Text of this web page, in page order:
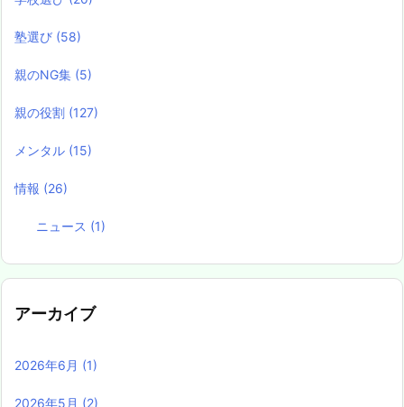
塾選び (58)
親のNG集 (5)
親の役割 (127)
メンタル (15)
情報 (26)
ニュース (1)
アーカイブ
2026年6月 (1)
2026年5月 (2)